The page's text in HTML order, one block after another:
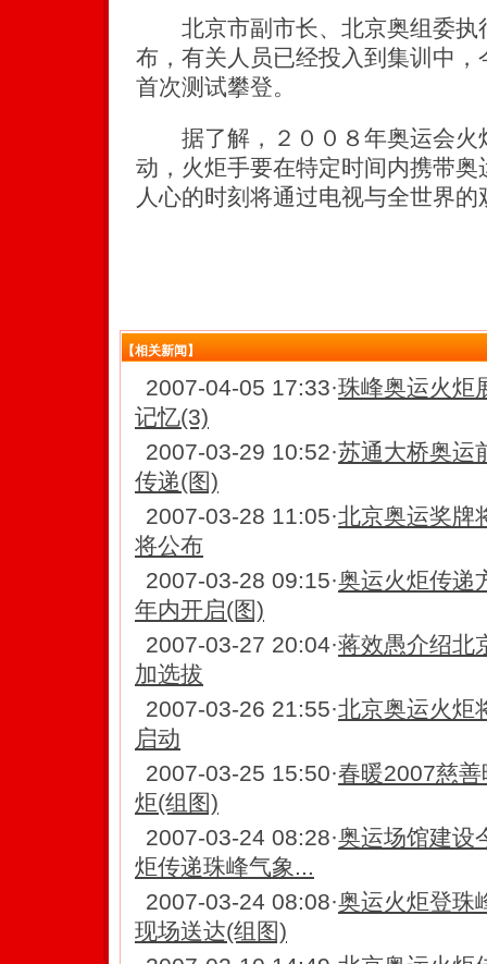
北京市副市长、北京奥组委执
布，有关人员已经投入到集训中
首次测试攀登。
据了解，２００８年奥运会火
动，火炬手要在特定时间内携带
人心的时刻将通过电视与全世界的
【相关新闻】
2007-04-05 17:33·珠峰奥运火炬
记忆(3)
2007-03-29 10:52·苏通大桥奥运
传递(图)
2007-03-28 11:05·北京奥运奖牌
将公布
2007-03-28 09:15·奥运火炬传递
年内开启(图)
2007-03-27 20:04·蒋效愚介绍北
加选拔
2007-03-26 21:55·北京奥运火炬
启动
2007-03-25 15:50·春暖2007慈
炬(组图)
2007-03-24 08:28·奥运场馆建设
炬传递珠峰气象...
2007-03-24 08:08·奥运火炬登珠
现场送达(组图)